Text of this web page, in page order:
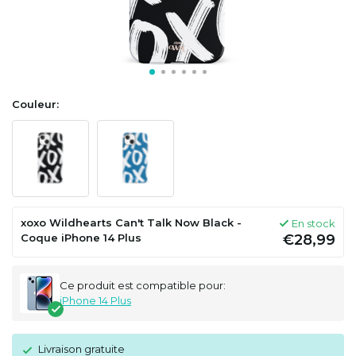
Couleur:
xoxo Wildhearts Can't Talk Now Black -
Coque iPhone 14 Plus
En stock
€28,99
Ce produit est compatible pour:
iPhone 14 Plus
Livraison gratuite